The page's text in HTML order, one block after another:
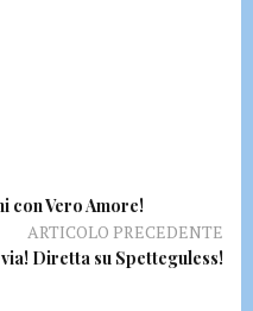
con Vero Amore!
ARTICOLO PRECEDENTE
Diretta su Spetteguless!